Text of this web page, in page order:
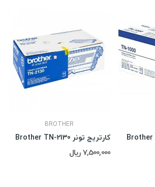
BROTHER
کارتریج تونر Brother TN-2130
7,500,000 ریال